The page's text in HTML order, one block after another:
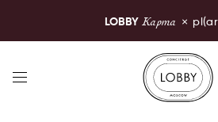
LOBBY Карта ×
LOBBY